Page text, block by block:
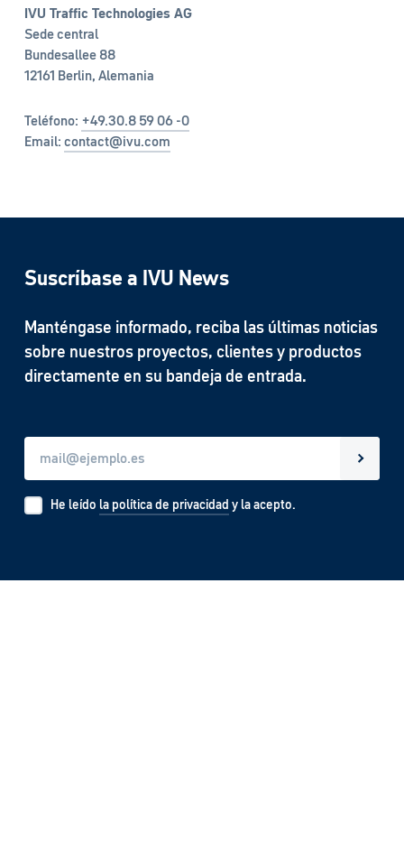
IVU Traffic Technologies AG
Sede central
Bundesallee 88
12161 Berlin, Alemania
Teléfono: +49.30.8 59 06 -0
Email:contact@ivu.com
Suscríbase a IVU News
Manténgase informado, reciba las últimas noticias
sobre nuestros proyectos, clientes y productos
directamente en su bandeja de entrada.
He leído la política de privacidad y la acepto.